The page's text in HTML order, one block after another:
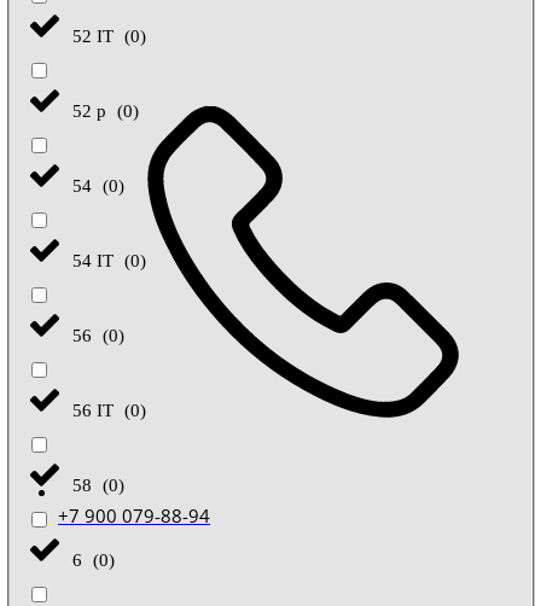
52 IT (0)
52 р (0)
54 (0)
54 IT (0)
56 (0)
56 IT (0)
58 (0)
6 (0)
+7 900 079-88-94